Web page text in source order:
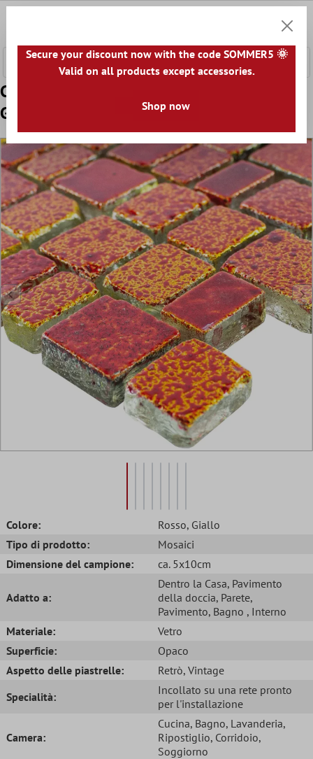
Campione Vetro Mosaico Economy Rosso
Giallo
Colore: Rosso, Giallo
Tipo di prodotto:
Mosaici
Dimensione del campione:
ca. 5x10cm
Adatto a:
Dentro la Casa, Pavimento
della doccia, Parete,
Pavimento, Bagno , Interno
Materiale:
Vetro
Superficie:
Opaco
Aspetto delle piastrelle:
Retrò, Vintage
Specialità:
Incollato su una rete pronto
per l'installazione
Camera:
Cucina, Bagno, Lavanderia,
Ripostiglio, Corridoio,
Soggiorno
Secure your discount now with the code SOMMER5 🌞
Valid on all products except accessories.
Shop now